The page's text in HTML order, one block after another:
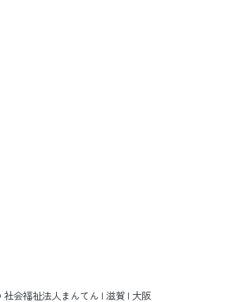
会福祉法人まんてん | 滋賀 | 大阪